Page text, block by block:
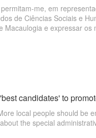
me, em
de Ciências Sociais e
Macaulogia e expressar
membros do júri.
candidates' to
local people should be
the special